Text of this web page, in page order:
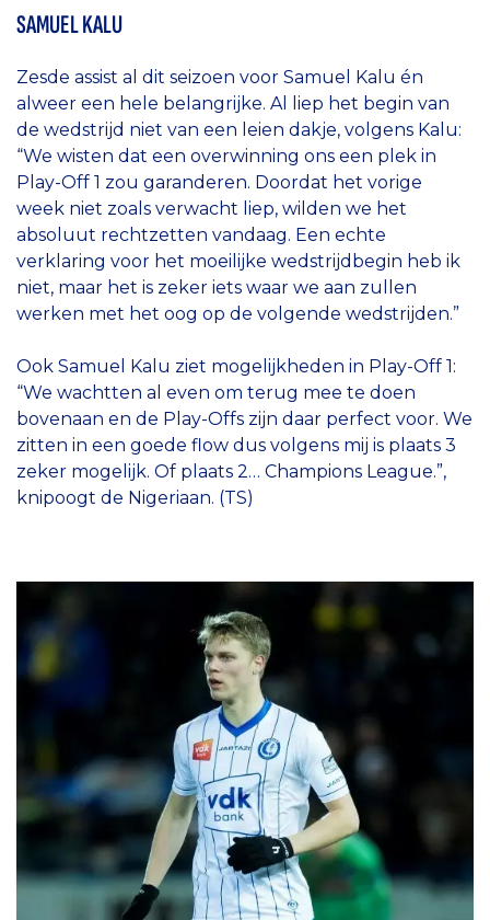
SAMUEL KALU
Zesde assist al dit seizoen voor Samuel Kalu én
alweer een hele belangrijke. Al liep het begin van
de wedstrijd niet van een leien dakje, volgens Kalu:
“We wisten dat een overwinning ons een plek in
Play-Off 1 zou garanderen. Doordat het vorige
week niet zoals verwacht liep, wilden we het
absoluut rechtzetten vandaag. Een echte
verklaring voor het moeilijke wedstrijdbegin heb ik
niet, maar het is zeker iets waar we aan zullen
werken met het oog op de volgende wedstrijden.”
Ook Samuel Kalu ziet mogelijkheden in Play-Off 1:
“We wachtten al even om terug mee te doen
bovenaan en de Play-Offs zijn daar perfect voor. We
zitten in een goede flow dus volgens mij is plaats 3
zeker mogelijk. Of plaats 2… Champions League.”,
knipoogt de Nigeriaan. (TS)